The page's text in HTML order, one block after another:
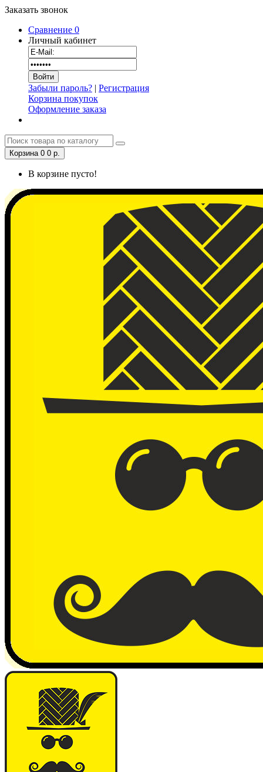
Заказать звонок
Сравнение 0
Личный кабинет
Забыли пароль? | Регистрация
Корзина покупок
Оформление заказа
Корзина 0 0 р.
В корзине пусто!